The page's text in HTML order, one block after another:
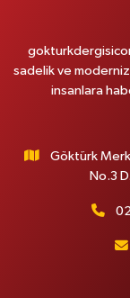
sadelik ve
insanlara
Göktürk
No.3